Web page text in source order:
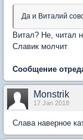
Да и Виталий
Витал? Не, читал
Славик молчит
Сообщение
Monstrik
17 Jan 2018
Слава наверное